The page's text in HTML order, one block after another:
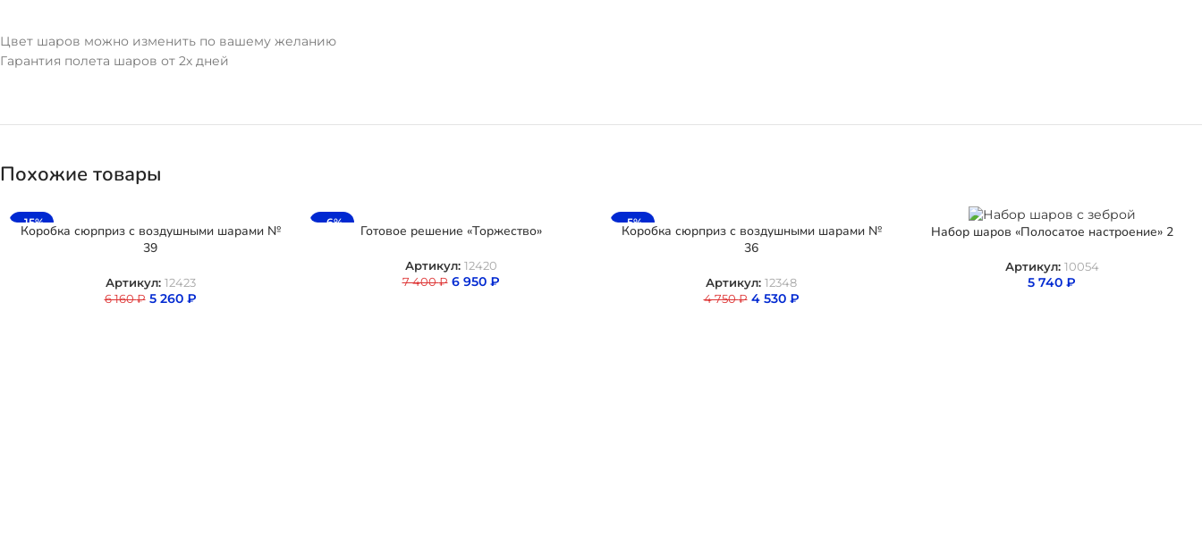
Цвет шаров можно изменить по вашему желанию
Гарантия полета шаров от 2х дней
Похожие товары
-15%
Коробка сюрприз с воздушными шарами №
39
Артикул: 12423
6 160₽ 5 260 ₽
-6%
Готовое решение «Торжество»
Артикул: 12420
7 400₽ 6 950 ₽
-5%
Коробка сюрприз с воздушными шарами №
36
Артикул: 12348
4 750₽ 4 530 ₽
Набор шаров «Полосатое настроение» 2
Артикул: 10054
5 740 ₽